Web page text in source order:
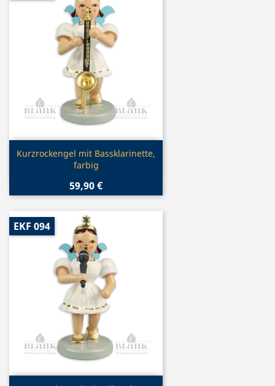
Vorschau
Kurzrockengel mit Bassklarinette,
farbig
59,90 €
EKF 094